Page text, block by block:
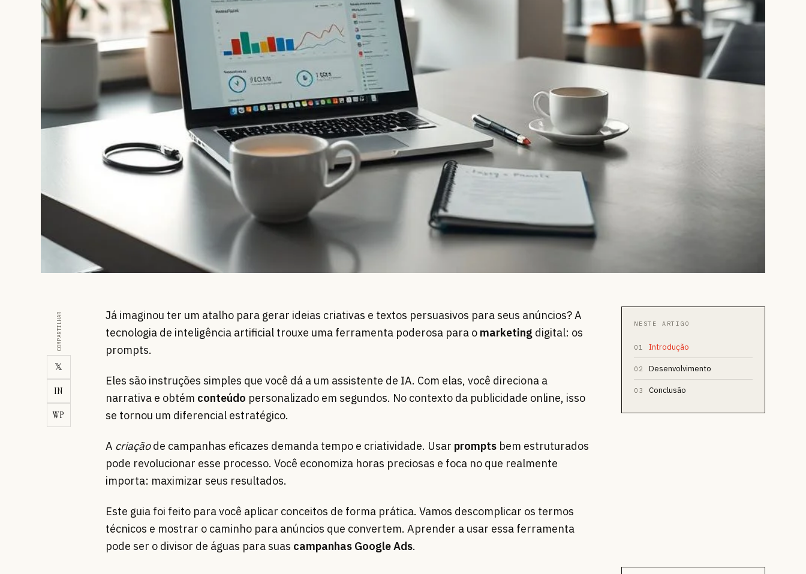
COMPARTILHAR
𝕏
IN
WP
Já imaginou ter um atalho para gerar ideias criativas e textos persuasivos para seus anúncios? A
tecnologia de inteligência artificial trouxe uma ferramenta poderosa para o marketing digital: os
prompts.
Eles são instruções simples que você dá a um assistente de IA. Com elas, você direciona a
narrativa e obtém conteúdo personalizado em segundos. No contexto da publicidade online, isso
se tornou um diferencial estratégico.
A criaçãode campanhas eficazes demanda tempo e criatividade. Usar prompts bem estruturados
pode revolucionar esse processo. Você economiza horas preciosas e foca no que realmente
importa: maximizar seus resultados.
Este guia foi feito para você aplicar conceitos de forma prática. Vamos descomplicar os termos
técnicos e mostrar o caminho para anúncios que convertem. Aprender a usar essa ferramenta
pode ser o divisor de águas para suas campanhas Google Ads.
NESTE ARTIGO
01 Introdução
02 Desenvolvimento
03 Conclusão